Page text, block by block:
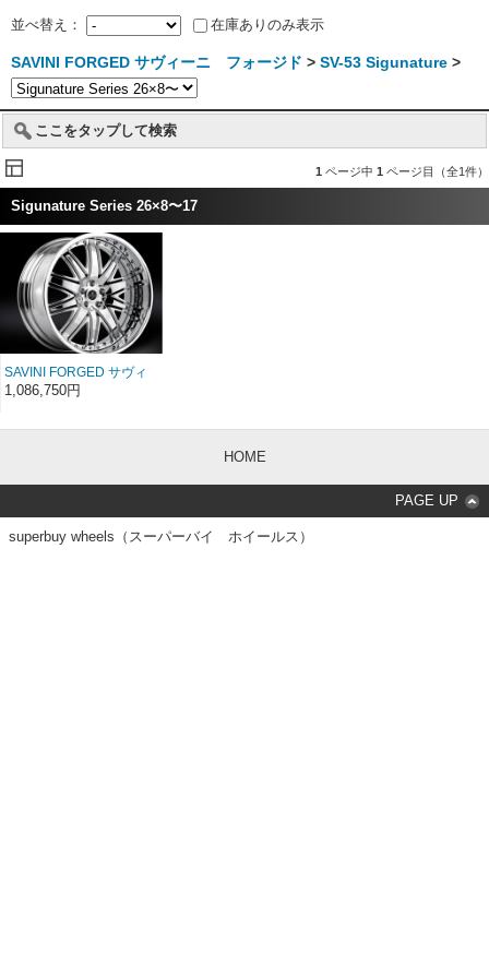
並べ替え： 在庫ありのみ表示
SAVINI FORGED サヴィーニ フォージド > SV-53 Sigunature >
ここをタップして検索
1 ページ中 1 ページ目（全1件）
Sigunature Series 26×8〜17
SAVINI FORGED サヴィ
ーニ フォージド
1,086,750円
HOME
PAGE UP
superbuy wheels（スーパーバイ ホイールス）